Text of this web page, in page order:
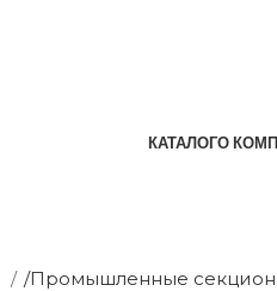
КАТАЛОГО
/Промышленные